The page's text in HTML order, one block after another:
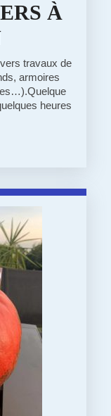
À
30/09/20:
À
VENIR
armoires
heures